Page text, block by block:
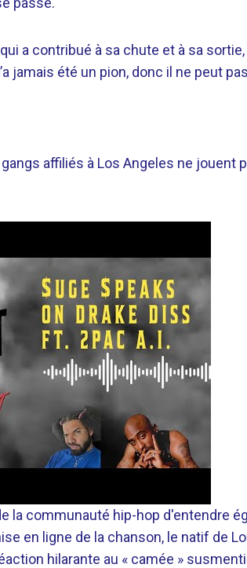
a contribué à sa chute et à sa
jamais été un pion, donc il ne peut
affiliés à Los Angeles ne jouent
la communauté hip-hop d'entendre
en ligne de la chanson, le natif de
hilarante au « camée »